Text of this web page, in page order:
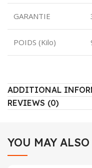
GARANTIE
POIDS (Kilo)
ADDITIONAL
REVIEWS (0)
YOU MAY